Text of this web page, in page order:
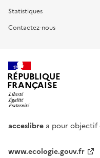
Statistiques
Contactez-nous
RÉPUBLIQUE
FRANÇAISE
acceslibre a pour objectif
www.ecologie.gouv.fr